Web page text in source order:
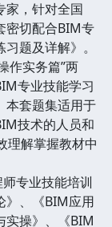
家，针对全国
密切配合BIM专
题及详解》。
作实务篇”两
专业技能学习
本套题集适用于
技术的人员和
理解掌握教材中
专业技能培训
》、《BIM应用
实操》、《BIM